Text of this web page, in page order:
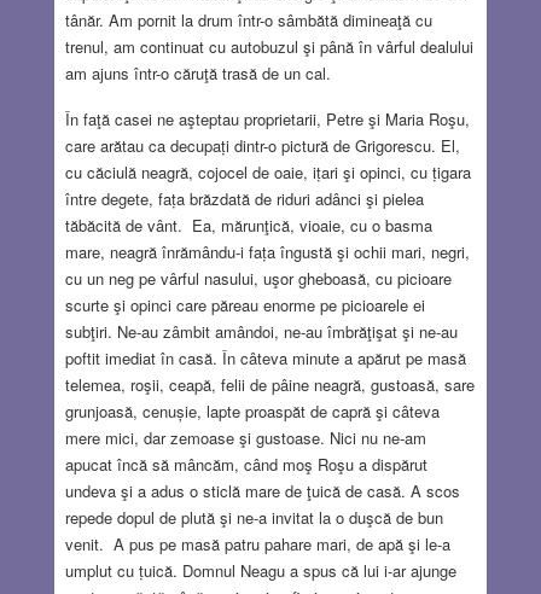
tânăr. Am pornit la drum într-o sâmbătă dimineaţă cu
trenul, am continuat cu autobuzul şi până în vârful dealului
am ajuns într-o căruţă trasă de un cal.
În faţă casei ne aşteptau proprietarii, Petre şi Maria Roşu,
care arătau ca decupaṭi dintr-o pictură de Grigorescu. El,
cu căciulă neagră, cojocel de oaie, iṭari şi opinci, cu ṭigara
între degete, faṭa brăzdată de riduri adânci şi pielea
tăbăcită de vânt. Ea, mărunţică, vioaie, cu o basma
mare, neagră înrămându-i faṭa îngustă şi ochii mari, negri,
cu un neg pe vârful nasului, uşor gheboasă, cu picioare
scurte şi opinci care păreau enorme pe picioarele ei
subţiri. Ne-au zâmbit amândoi, ne-au îmbrăţişat şi ne-au
poftit imediat în casă. În câteva minute a apărut pe masă
telemea, roşii, ceapă, felii de pâine neagră, gustoasă, sare
grunjoasă, cenușie, lapte proaspăt de capră şi câteva
mere mici, dar zemoase şi gustoase. Nici nu ne-am
apucat încă să mâncăm, când moş Roşu a dispărut
undeva şi a adus o sticlă mare de ţuică de casă. A scos
repede dopul de plută şi ne-a invitat la o duşcă de bun
venit. A pus pe masă patru pahare mari, de apă şi le-a
umplut cu ṭuică. Domnul Neagu a spus că lui i-ar ajunge